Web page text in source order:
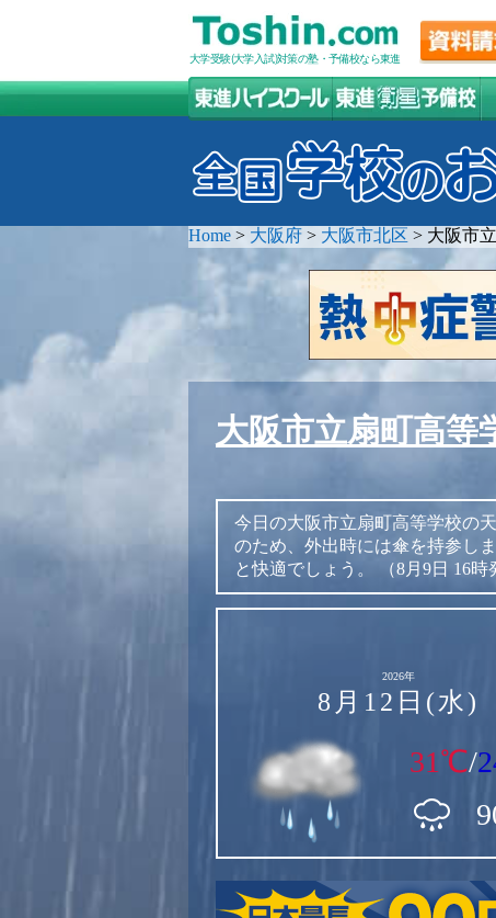
大学受験(大学入試)対策の塾・予備校なら東進
Home > 大阪府 > 大阪市北区 > 大阪市
大阪市立扇町高等
今日の大阪市立扇町高等学校の
のため、外出時には傘を持参しま
と快適でしょう。
（8月9日 16時
2026年
8月12日(水)
31℃/